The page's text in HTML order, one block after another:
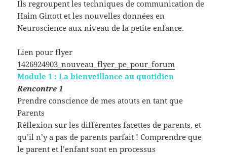
Ils regroupent les techniques de communication de
Haim Ginott et les nouvelles données en
Neuroscience aux niveau de la petite enfance.
Lien pour flyer
1426924903_nouveau_flyer_pe_pour_forum
Module 1 : La bienveillance au quotidien
Rencontre 1
Prendre conscience de mes atouts en tant que
Parents
Réflexion sur les différentes facettes de parents, et
qu’il n’y a pas de parents parfait ! Comprendre que
le parent et l’enfant sont en processus